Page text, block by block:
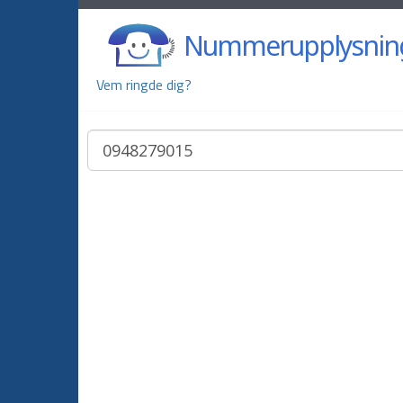
Vem ringde dig?